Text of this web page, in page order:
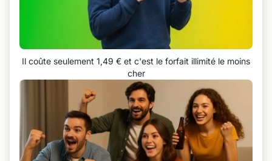
Il coûte seulement 1,49 € et c'est le forfait illimité le moins
cher